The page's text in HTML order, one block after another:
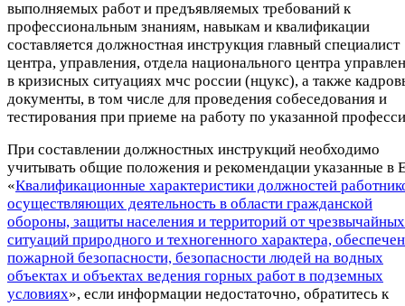
выполняемых работ и предъявляемых требований к
профессиональным знаниям, навыкам и квалификации
составляется должностная инструкция главный специалист
центра, управления, отдела национального центра
в кризисных ситуациях мчс россии (нцукс), а также
документы, в том числе для проведения собеседования и
тестирования при приеме на работу по указанной
При составлении должностных инструкций необходимо
учитывать общие положения и рекомендации указанные в
«Квалификационные характеристики должностей
осуществляющих деятельность в области гражданской
обороны, защиты населения и территорий от чрезвычайных
ситуаций природного и техногенного характера,
пожарной безопасности, безопасности людей на водных
объектах и объектах ведения горных работ в подземных
условиях», если информации недостаточно, обратитесь к